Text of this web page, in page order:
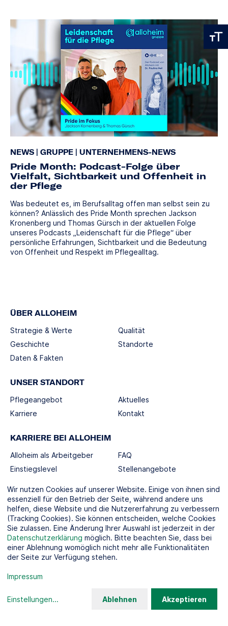
NEWS GRUPPE UNTERNEHMENS-NEWS
Pride Month: Podcast-Folge über
Vielfalt, Sichtbarkeit und Offenheit in
der Pflege
Was bedeutet es, im Berufsalltag offen man selbst sein zu
können? Anlässlich des Pride Month sprechen Jackson
Kronenberg und Thomas Gürsch in der aktuellen Folge
unseres Podcasts „Leidenschaft für die Pflege“ über
persönliche Erfahrungen, Sichtbarkeit und die Bedeutung
von Offenheit und Respekt im Pflegealltag.
ÜBER ALLOHEIM
Strategie & Werte
Geschichte
Daten & Fakten
Qualität
Standorte
UNSER STANDORT
Pflegeangebot
Karriere
Aktuelles
Kontakt
KARRIERE BEI ALLOHEIM
Alloheim als Arbeitgeber
Einstiegslevel
FAQ
Stellenangebote
SOCIAL MEDIA
KOOPERATIONSPARTNER
Wir nutzen Cookies auf unserer Website. Einige von ihnen sind
essenziell für den Betrieb der Seite, während andere uns
helfen, diese Website und die Nutzererfahrung zu verbessern
(Tracking Cookies). Sie können entscheiden, welche Cookies
Sie zulassen. Eine Änderung Ihrer Auswahl ist jederzeit in der
Datenschutzerklärung möglich. Bitte beachten Sie, dass bei
einer Ablehnung womöglich nicht mehr alle Funktionalitäten
der Seite zur Verfügung stehen.
Impressum
Einstellungen... Ablehnen Akzeptieren